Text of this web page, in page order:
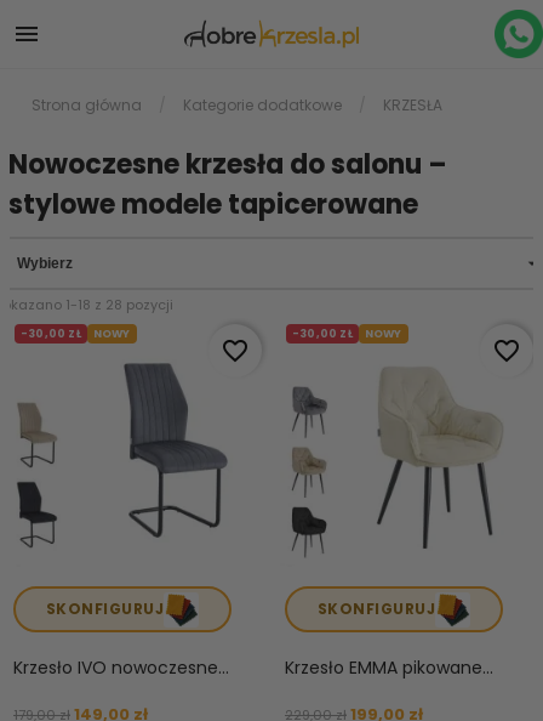

Strona główna Kategorie dodatkowe KRZESŁA
Nowoczesne krzesła do salonu –
stylowe modele tapicerowane
Wybierz 
1-18 z 28 pozycji
SKONFIGURUJ
Krzesło IVO nowoczesne...
179,00 zł149,00 zł
-30,00 ZŁ NOWY
favorite_border
SKONFIGURUJ
Krzesło EMMA pikowane...
229,00 zł199,00 zł
-30,00 ZŁ NOWY
favorite_border